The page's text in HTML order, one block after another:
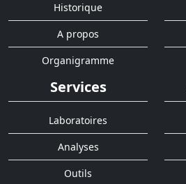
Historique
A propos
Organigramme
Services
Laboratoires
Analyses
Outils